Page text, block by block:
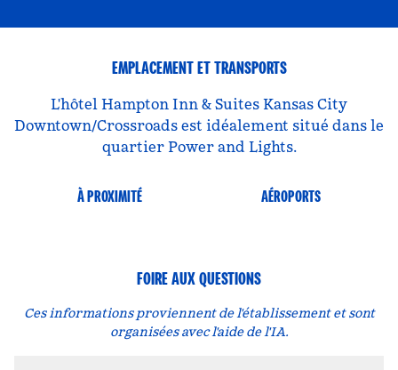
EMPLACEMENT ET TRANSPORTS
L'hôtel Hampton Inn & Suites Kansas City
Downtown/Crossroads est idéalement situé dans le
quartier Power and Lights.
À PROXIMITÉ AÉROPORTS
FOIRE AUX QUESTIONS
Ces informations proviennent de l'établissement et sont
organisées avec l'aide de l'IA.